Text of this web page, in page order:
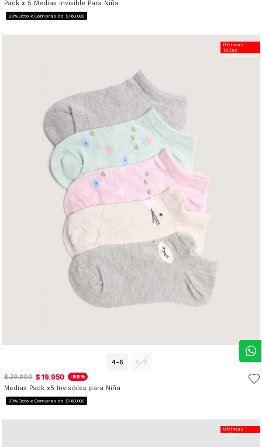
Pack x 5 Medias Invisible Para Niña
20%Dcto x Compras de $160.000
4-6 6-8
Últimas
Tallas
20%Dcto Extra
$ 39.900 $ 19.950 -50%
Medias Pack x5 Invisibles para Niña
20%Dcto x Compras de $160.000
Últimas
Tallas